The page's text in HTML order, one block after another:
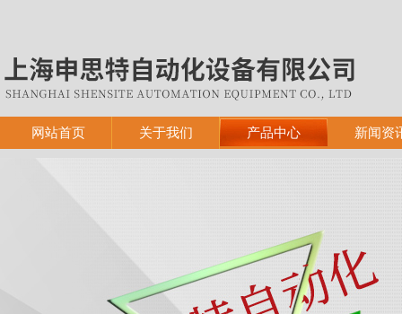
网站首页 关于我们 产品中心 新闻资